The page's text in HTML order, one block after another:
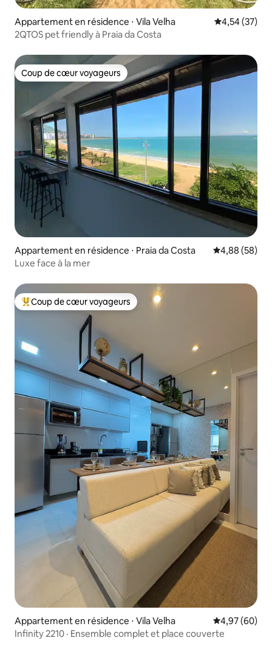
Appartement en résidence ⋅ Vila Velha Évaluation
4,54 (37)
2QTOS pet friendly à Praia da Costa
Coup de cœur voyageurs
Coup de cœur voyageurs
Appartement en résidence ⋅ Praia da Costa Évaluation
4,88 (58)
Luxe face à la mer
Coups de cœur voyageurs les plus appréciés
Coup de cœur voyageurs
Appartement en résidence ⋅ Vila Velha Évaluation
4,97 (60)
Infinity 2210 · Ensemble complet et place couverte